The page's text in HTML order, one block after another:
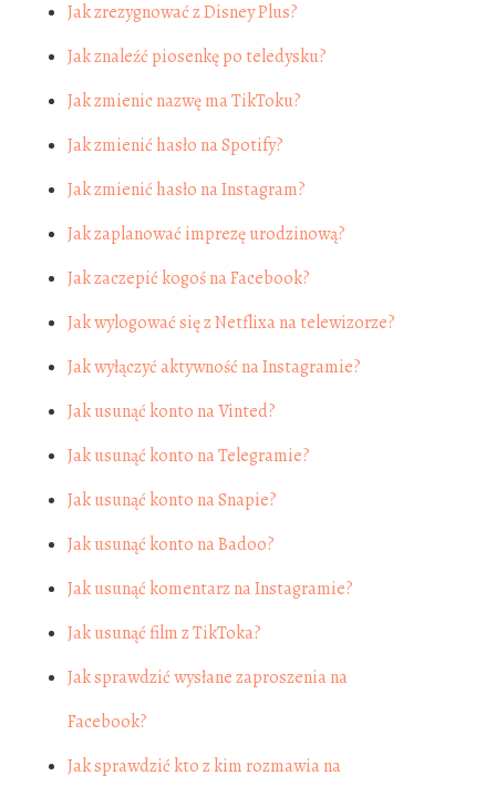
Jak zrezygnować z Disney Plus?
Jak znaleźć piosenkę po teledysku?
Jak zmienic nazwę ma TikToku?
Jak zmienić hasło na Spotify?
Jak zmienić hasło na Instagram?
Jak zaplanować imprezę urodzinową?
Jak zaczepić kogoś na Facebook?
Jak wylogować się z Netflixa na telewizorze?
Jak wyłączyć aktywność na Instagramie?
Jak usunąć konto na Vinted?
Jak usunąć konto na Telegramie?
Jak usunąć konto na Snapie?
Jak usunąć konto na Badoo?
Jak usunąć komentarz na Instagramie?
Jak usunąć film z TikToka?
Jak sprawdzić wysłane zaproszenia na
Facebook?
Jak sprawdzić kto z kim rozmawia na